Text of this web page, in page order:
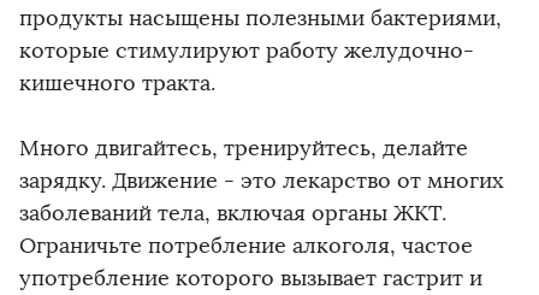
продукты насыщены полезными бактериями,
которые стимулируют работу желудочно-
кишечного тракта.
Много двигайтесь, тренируйтесь, делайте
зарядку. Движение - это лекарство от многих
заболеваний тела, включая органы ЖКТ.
Ограничьте потребление алкоголя, частое
употребление которого вызывает гастрит и